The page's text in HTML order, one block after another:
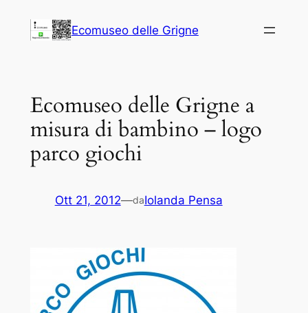
Ecomuseo delle Grigne
Ecomuseo delle Grigne a
misura di bambino – logo
parco giochi
Ott 21, 2012—daIolanda Pensa